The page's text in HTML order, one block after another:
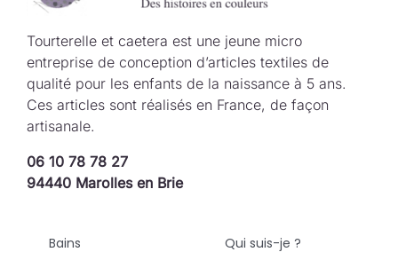
Tourterelle et caetera est une jeune micro
entreprise de conception d’articles textiles de
qualité pour les enfants de la naissance à 5 ans.
Ces articles sont réalisés en France, de façon
artisanale.
06 10 78 78 27
94440 Marolles en Brie
Bains Qui suis-je ?